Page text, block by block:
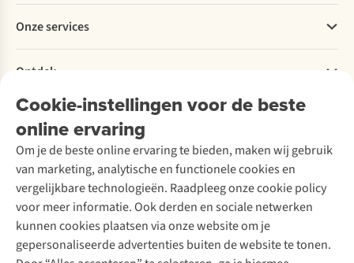
Cookie-instellingen voor de beste
online ervaring
Om je de beste online ervaring te bieden, maken wij gebruik
van marketing, analytische en functionele cookies en
vergelijkbare technologieën. Raadpleeg onze cookie policy
voor meer informatie. Ook derden en sociale netwerken
kunnen cookies plaatsen via onze website om je
gepersonaliseerde advertenties buiten de website te tonen.
Betalen
Levering
Retourneren
Bestelling herroepen
Garantie
Contact
Explore More
Verantwoord ondernemen
Over Ayacucho
Onze winkels
Over A.S.Adventure
Toegankelijkheidsverklaring
Onze services
Ski-onderhoud
Wasservice
Schoenonderhoud
Schoenherstelling
Kledingherstelling
Retouches
Voor bedrijven
Ontdek
A.S.Magazine
Podcast
Explore Academy
Explore Camp
Gear Check
Inspiratie & advies
Meld je aan voor de nieuwsbrief
Follow us